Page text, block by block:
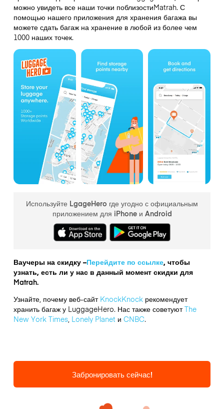
можно увидеть все наши точки поблизостиMatrah. С
помощью нашего приложения для хранения багажа вы
можете сдать багаж на хранение в любой из более чем
1000 наших точек.
Используйте LgageHero где угодно с официальным
приложением для iPhone и Android
Ваучеры на скидку –Перейдите по ссылке, чтобы
узнать, есть ли у нас в данный момент скидки для
Matrah.
Узнайте, почему веб-сайт KnockKnockрекомендует
хранить багаж у LuggageHero. Нас также советуютThe
New York Times, Lonely Planetи CNBC.
Забронировать сейчас!